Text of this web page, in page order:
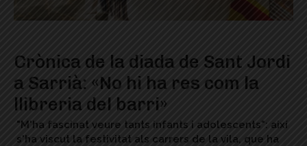
Crònica de la diada de Sant Jordi
a Sarrià: «No hi ha res com la
llibreria del barri»
"M'ha fascinat veure tants infants i adolescents": així
s'ha viscut la festivitat als carrers de la vila, que ha